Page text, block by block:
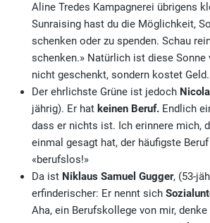
Aline Tredes Kampagnerei übrigens
Sunraising hast du die Möglichkeit,
schenken oder zu spenden. Schau
schenken.» Natürlich ist diese Sonne
nicht geschenkt, sondern kostet Geld.
Der ehrlichste Grüne ist jedoch
jährig). Er hat keinen Beruf. Endlich
dass er nichts ist. Ich erinnere mich,
einmal gesagt hat, der häufigste
«berufslos!»
Da ist Niklaus Samuel Gugger, (53-
erfinderischer: Er nennt sich
Aha, ein Berufskollege von mir,